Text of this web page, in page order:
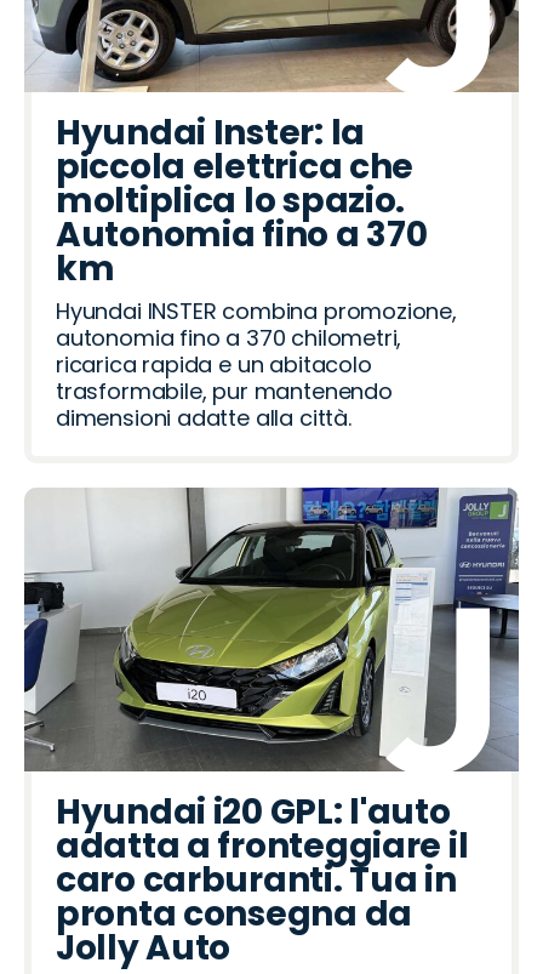
Hyundai Inster: la
piccola elettrica che
moltiplica lo spazio.
Autonomia fino a 370
km
Hyundai INSTER combina promozione,
autonomia fino a 370 chilometri,
ricarica rapida e un abitacolo
trasformabile, pur mantenendo
dimensioni adatte alla città.
Hyundai i20 GPL: l'auto
adatta a fronteggiare il
caro carburanti. Tua in
pronta consegna da
Jolly Auto